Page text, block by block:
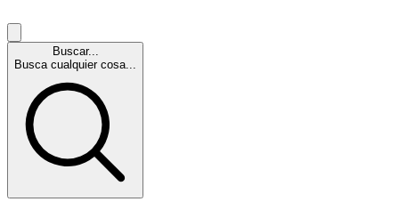
Buscar...
Busca cualquier cosa...